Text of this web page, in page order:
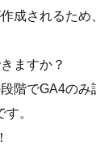
成されるた
ますか？
階でGA4のみ
。